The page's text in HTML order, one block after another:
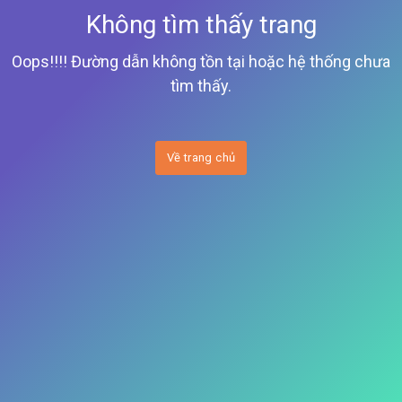
Không tìm thấy trang
Oops!!!! Đường dẫn không tồn tại hoặc hệ thống chưa
tìm thấy.
Về trang chủ